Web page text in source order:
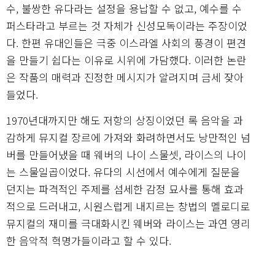
수, 불쌍한 유다라는 설정을 용납할 수 없고, 예수를 수
퍼스타라고 부르는 것 자체가 신성모독이라는 주장이었
다. 한편 유대인들은 극중 이스라엘 사회의 풍경이 편견
을 만들기 쉽다는 이유로 시위에 가담했다. 이러한 논란
은 작품의 매력과 진정한 메시지가 알려지며 금세 잦아
들었다.
1970년대까지만 해도 저항의 상징이었던 록 음악을 과
감하게 뮤지컬 장르에 가져와 화려하면서도 낭만적인 넘
버를 만들어냈을 때 웨버의 나이 스물셋, 라이스의 나이
는 스물일곱이었다. 유다의 시선에서 예수에게 질문을
던지는 파격적인 주제를 섬세한 감정 묘사를 통해 효과
적으로 드러내고, 시원스럽게 내지르는 창법의 멜로디로
뮤지컬의 재미를 극대화시킨 웨버와 라이스는 과연 영리
한 음악적 혁명가들이라고 할 수 있다.